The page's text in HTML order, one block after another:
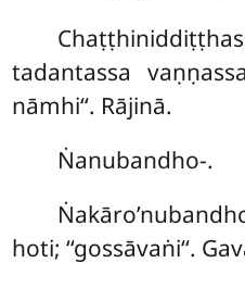
tadantassa
nāmhi‘‘. Rājinā.
Ṅanubandho-.
hoti; ‘‘gossāvaṅi‘‘.